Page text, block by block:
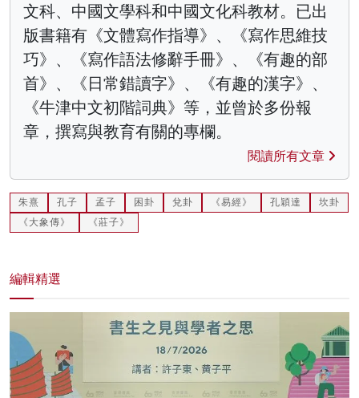
文科、中國文學科和中國文化科教材。已出
版書籍有《文體寫作指導》、《寫作思維技
巧》、《寫作語法修辭手冊》、《有趣的部
首》、《日常錯讀字》、《有趣的漢字》、
《牛津中文初階詞典》等，並曾於多份報
章，撰寫與教育有關的專欄。
閱讀所有文章
朱熹 孔子 孟子 困卦 兌卦 《易經》 孔穎達
坎卦
《大象傳》
《莊子》
編輯精選